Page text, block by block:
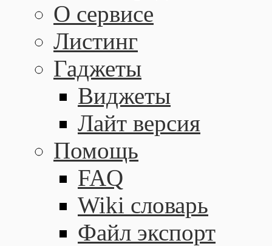
О сервисе
Листинг
Гаджеты
Виджеты
Лайт версия
Помощь
FAQ
Wiki словарь
Файл экспорт